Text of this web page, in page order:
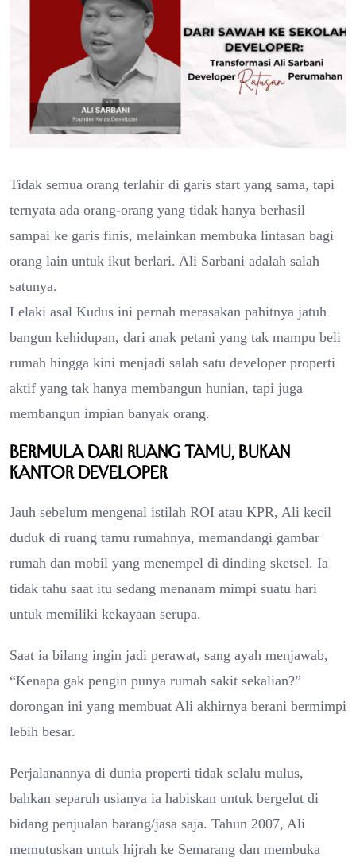
Tidak semua orang terlahir di garis start yang sama, tapi
ternyata ada orang-orang yang tidak hanya berhasil
sampai ke garis finis, melainkan membuka lintasan bagi
orang lain untuk ikut berlari. Ali Sarbani adalah salah
satunya.
Lelaki asal Kudus ini pernah merasakan pahitnya jatuh
bangun kehidupan, dari anak petani yang tak mampu beli
rumah hingga kini menjadi salah satu developer properti
aktif yang tak hanya membangun hunian, tapi juga
membangun impian banyak orang.
Bermula dari Ruang Tamu, Bukan
Kantor Developer
Jauh sebelum mengenal istilah ROI atau KPR, Ali kecil
duduk di ruang tamu rumahnya, memandangi gambar
rumah dan mobil yang menempel di dinding sketsel. Ia
tidak tahu saat itu sedang menanam mimpi suatu hari
untuk memiliki kekayaan serupa.
Saat ia bilang ingin jadi perawat, sang ayah menjawab,
“Kenapa gak pengin punya rumah sakit sekalian?”
dorongan ini yang membuat Ali akhirnya berani bermimpi
lebih besar.
Perjalanannya di dunia properti tidak selalu mulus,
bahkan separuh usianya ia habiskan untuk bergelut di
bidang penjualan barang/jasa saja. Tahun 2007, Ali
memutuskan untuk hijrah ke Semarang dan membuka